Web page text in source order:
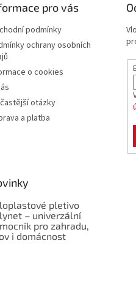
pro vás
podmínky
ochrany osobních
o cookies
otázky
a platba
pletivo
– univerzální
pro zahradu,
i domácnost